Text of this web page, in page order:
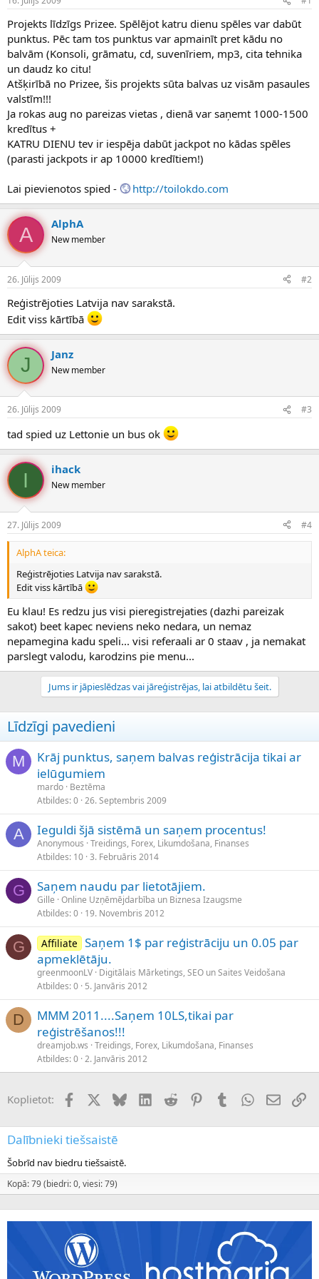
n
u
z
s
ā
c
ē
s
a
t
u
m
s
Projekts līdzīgs Prizee. Spēlējot katru dienu spēles var dabūt
punktus. Pēc tam tos punktus var apmainīt pret kādu no
balvām (Konsoli, grāmatu, cd, suvenīriem, mp3, cita tehnika
un daudz ko citu!
Atšķirībā no Prizee, šis projekts sūta balvas uz visām pasaules
valstīm!!!
Ja rokas aug no pareizas vietas , dienā var saņemt 1000-1500
kredītus +
KATRU DIENU tev ir iespēja dabūt jackpot no kādas spēles
(parasti jackpots ir ap 10000 kredītiem!)
Lai pievienotos spied - http://toilokdo.com
A AlphA
New member
26. Jūlijs 2009 #2
Reģistrējoties Latvija nav sarakstā.
Edit viss kārtībā
J Janz
New member
26. Jūlijs 2009 #3
tad spied uz Lettonie un bus ok
I ihack
New member
27. Jūlijs 2009 #4
AlphA teica:
Reģistrējoties Latvija nav sarakstā.
Edit viss kārtībā
Eu klau! Es redzu jus visi pieregistrejaties (dazhi pareizak
sakot) beet kapec neviens neko nedara, un nemaz
nepamegina kadu speli... visi referaali ar 0 staav , ja nemakat
parslegt valodu, karodzins pie menu...
Jums ir jāpieslēdzas vai jāreģistrējas, lai atbildētu šeit.
Līdzīgi pavedieni
M
Krāj punktus, saņem balvas reģistrācija tikai ar
ielūgumiem
mardo Beztēma
Atbildes 0 26. Septembris 2009
A Ieguldi šjā sistēmā un saņem procentus!
Anonymous Treidings, Forex, Likumdošana, Finanses
Atbildes 10 3. Februāris 2014
G Saņem naudu par lietotājiem.
Gille Online Uzņēmējdarbība un Biznesa Izaugsme
Atbildes 0 19. Novembris 2012
G Affiliate Saņem 1$ par reģistrāciju un 0.05 par
apmeklētāju.
greenmoonLV Digitālais Mārketings, SEO un Saites Veidošana
Atbildes 0 5. Janvāris 2012
D
MMM 2011....Saņem 10LS,tikai par
reģistrēšanos!!!
dreamjob.ws Treidings, Forex, Likumdošana, Finanses
Atbildes 0 2. Janvāris 2012
Koplietot: FacebookX (Twitter)
BlueskyLinkedInReddit PinterestTumblrWhatsApp
E-pasts
Dalībnieki tiešsaistē
Šobrīd nav biedru tiešsaistē.
Kopā: 79 (biedri: 0, viesi: 79)